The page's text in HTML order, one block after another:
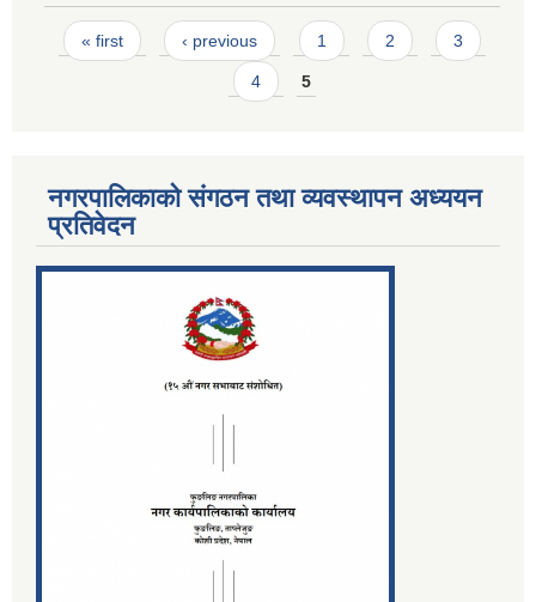
Pages
« first ‹ previous 1 2 3
4 5
नगरपालिकाको संगठन तथा व्यवस्थापन अध्ययन
प्रतिवेदन